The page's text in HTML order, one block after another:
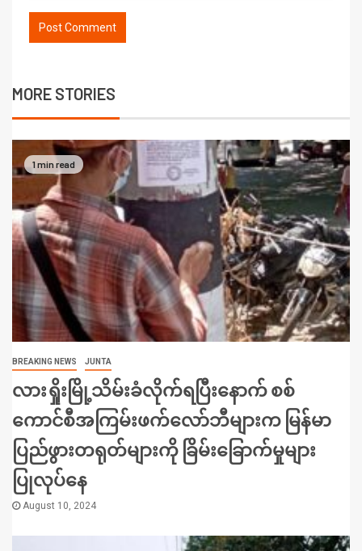
MORE STORIES
1 min read
BREAKING NEWS JUNTA
လားရှိုးမြို့သိမ်းခံလိုက်ရပြီးနောက် စစ်
ကောင်စီအကြမ်းဖက်လော်ဘီများက မြန်မာ
ပြည်ဖွားတရုတ်များကို ခြိမ်းခြောက်မှုများ
ပြုလုပ်နေ
August 10, 2024